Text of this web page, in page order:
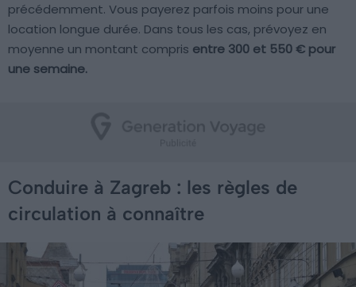
précédemment. Vous payerez parfois moins pour une
location longue durée. Dans tous les cas, prévoyez en
moyenne un montant compris entre 300 et 550 € pour
une semaine.
Conduire à Zagreb : les règles de
circulation à connaître